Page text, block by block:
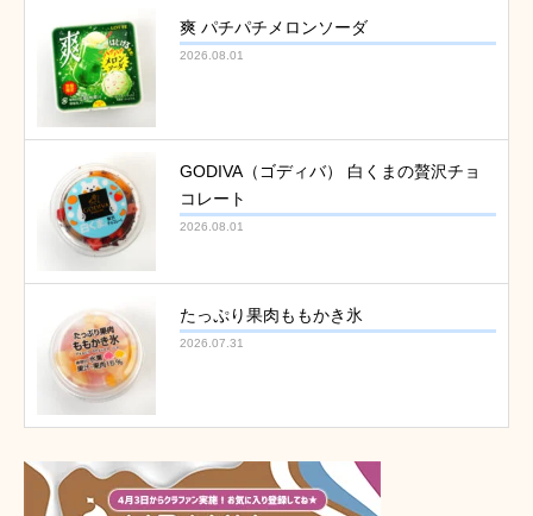
爽 パチパチメロンソーダ
2026.08.01
GODIVA（ゴディバ） 白くまの贅沢チョ
コレート
2026.08.01
たっぷり果肉ももかき氷
2026.07.31